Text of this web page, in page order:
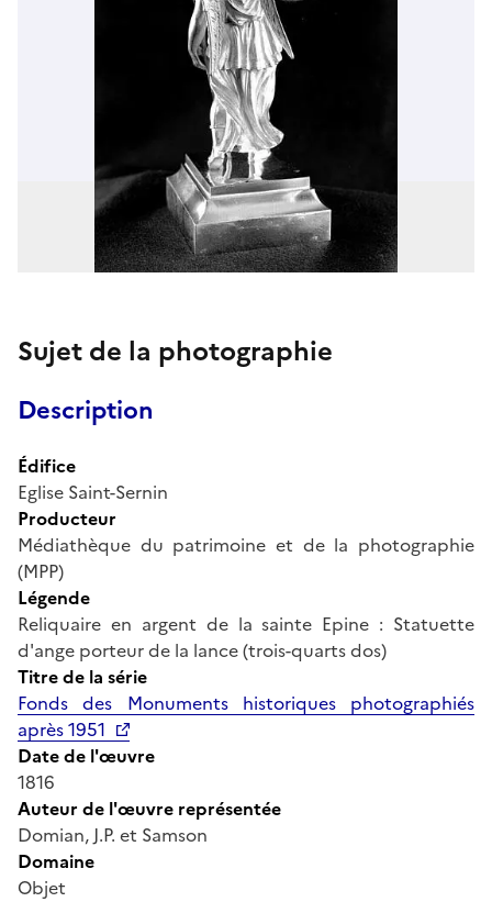
Sujet de la photographie
Description
Édifice
Eglise Saint-Sernin
Producteur
Médiathèque du patrimoine et de la photographie
(MPP)
Légende
Reliquaire en argent de la sainte Epine : Statuette
d'ange porteur de la lance (trois-quarts dos)
Titre de la série
Fonds des Monuments historiques photographiés
après 1951
Date de l'œuvre
1816
Auteur de l'œuvre représentée
Domian, J.P. et Samson
Domaine
Objet